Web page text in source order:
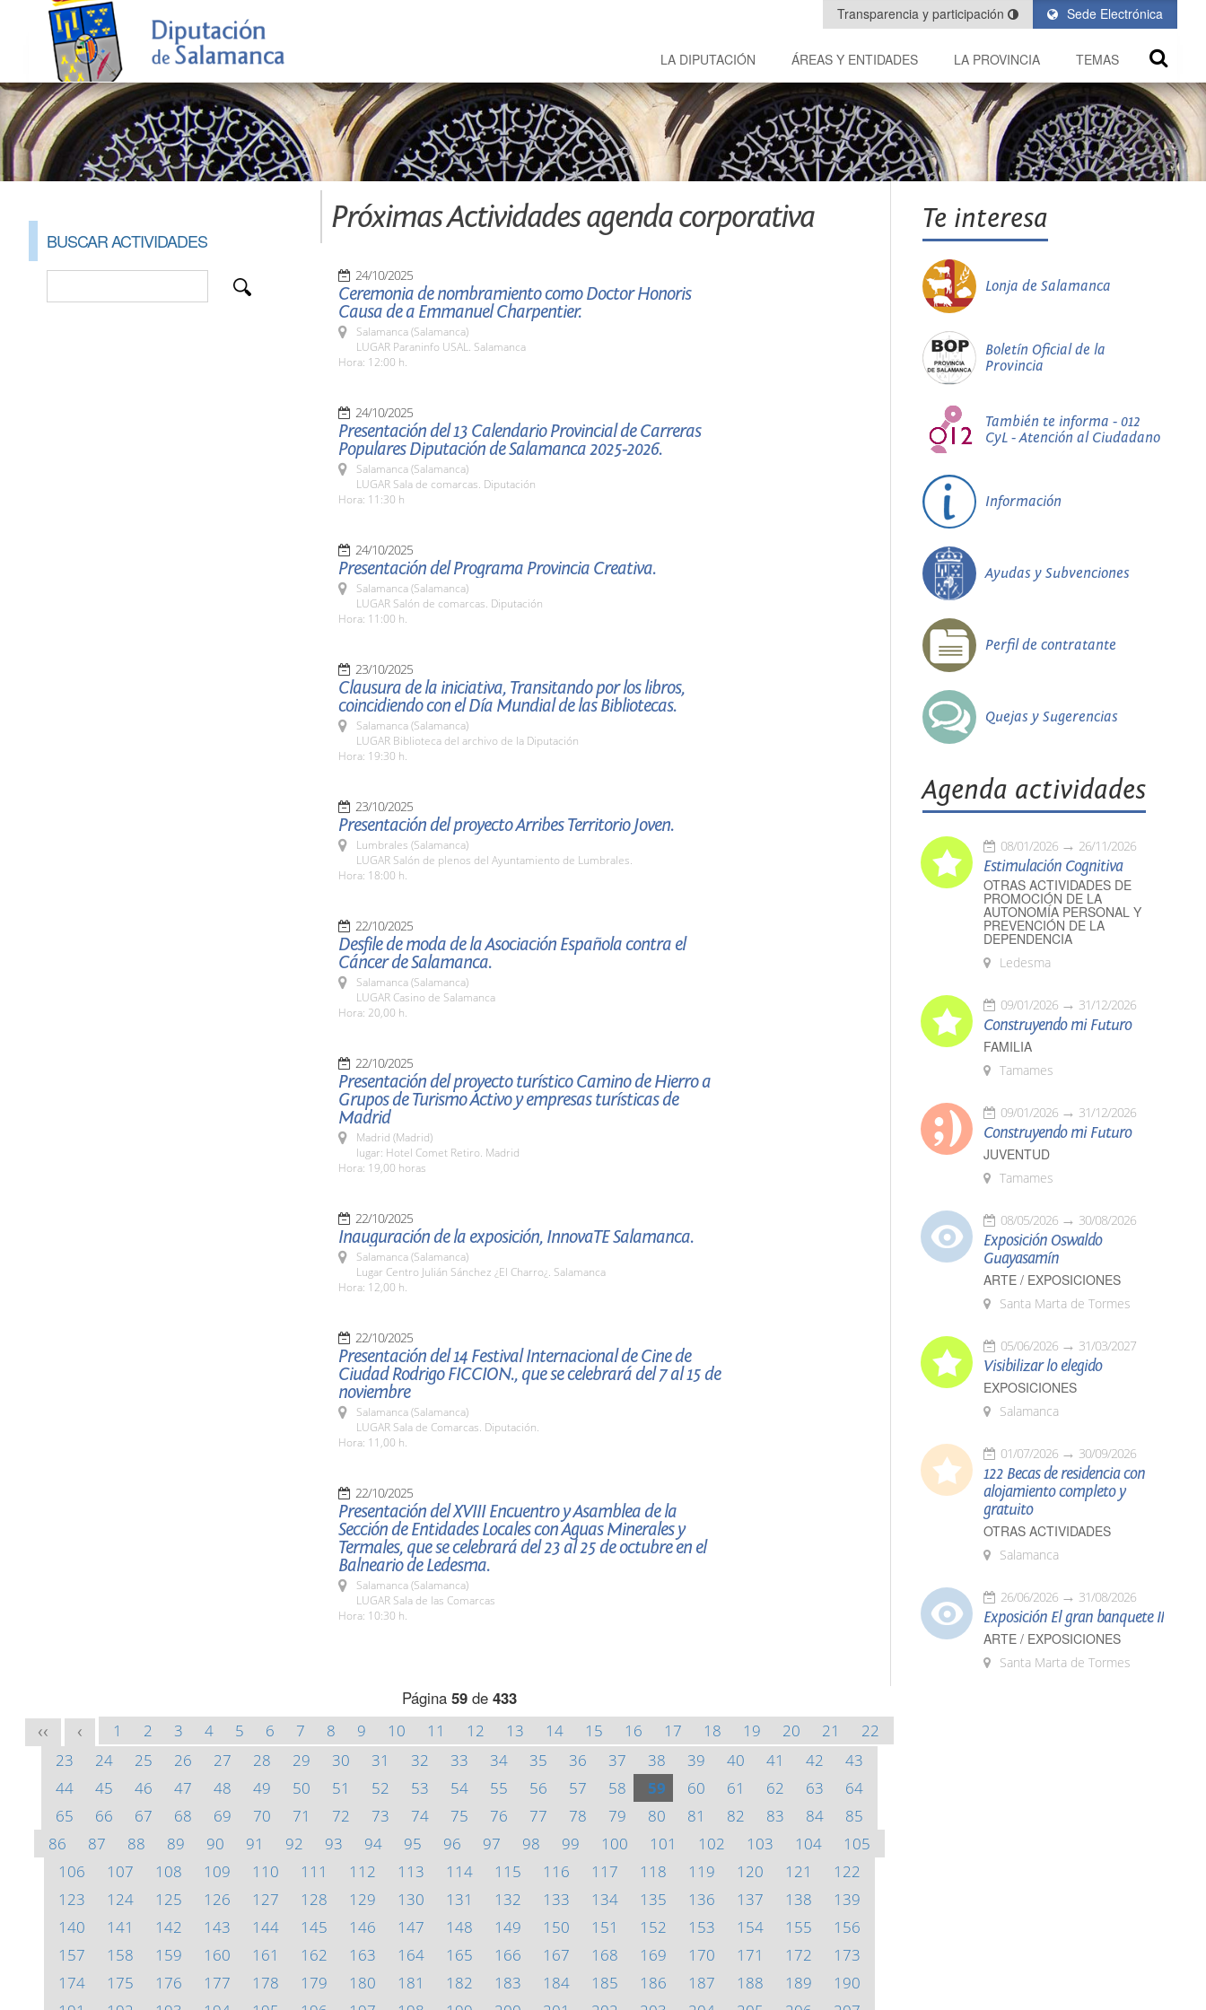
Sede Electrónica
Transparencia y participación
LA DIPUTACIÓN ÁREAS Y ENTIDADES LA PROVINCIA TEMAS
BUSCAR ACTIVIDADES
Próximas Actividades agenda corporativa
24/10/2025
Ceremonia de nombramiento como Doctor Honoris
Causa de a Emmanuel Charpentier.
Salamanca (Salamanca)
LUGAR Paraninfo USAL. Salamanca
Hora: 12:00 h.
24/10/2025
Presentación del 13 Calendario Provincial de Carreras
Populares Diputación de Salamanca 2025-2026.
Salamanca (Salamanca)
LUGAR Sala de comarcas. Diputación
Hora: 11:30 h
24/10/2025
Presentación del Programa Provincia Creativa.
Salamanca (Salamanca)
LUGAR Salón de comarcas. Diputación
Hora: 11:00 h.
23/10/2025
Clausura de la iniciativa, Transitando por los libros,
coincidiendo con el Día Mundial de las Bibliotecas.
Salamanca (Salamanca)
LUGAR Biblioteca del archivo de la Diputación
Hora: 19:30 h.
23/10/2025
Presentación del proyecto Arribes Territorio Joven.
Lumbrales (Salamanca)
LUGAR Salón de plenos del Ayuntamiento de Lumbrales.
Hora: 18:00 h.
22/10/2025
Desfile de moda de la Asociación Española contra el
Cáncer de Salamanca.
Salamanca (Salamanca)
LUGAR Casino de Salamanca
Hora: 20,00 h.
22/10/2025
Presentación del proyecto turístico Camino de Hierro a
Grupos de Turismo Activo y empresas turísticas de
Madrid
Madrid (Madrid)
lugar: Hotel Comet Retiro. Madrid
Hora: 19,00 horas
22/10/2025
Inauguración de la exposición, InnovaTE Salamanca.
Salamanca (Salamanca)
Lugar Centro Julián Sánchez ¿El Charro¿. Salamanca
Hora: 12,00 h.
22/10/2025
Presentación del 14 Festival Internacional de Cine de
Ciudad Rodrigo FICCION., que se celebrará del 7 al 15 de
noviembre
Salamanca (Salamanca)
LUGAR Sala de Comarcas. Diputación.
Hora: 11,00 h.
22/10/2025
Presentación del XVIII Encuentro y Asamblea de la
Sección de Entidades Locales con Aguas Minerales y
Termales, que se celebrará del 23 al 25 de octubre en el
Balneario de Ledesma.
Salamanca (Salamanca)
LUGAR Sala de las Comarcas
Hora: 10:30 h.
Página 59 de 433
<< < 1 2 3 4 5 6 7 8 9 10 11 12 13 14 15 16 17 18 19 20 21
22
23
24 25 26 27 28 29 30 31 32 33 34 35 36 37 38 39 40 41 42
43
44
45 46 47 48 49 50 51 52 53 54 55 56 57 58 59 60 61 62 63
64
65
66 67 68 69 70 71 72 73 74 75 76 77 78 79 80 81 82 83 84
85
86
87 88 89 90 91 92 93 94 95 96 97 98 99 100 101 102 103 104
105
106
107 108 109 110 111 112 113 114 115 116 117 118 119 120 121
122
123
124 125 126 127 128 129 130 131 132 133 134 135 136 137 138
139
140
141 142 143 144 145 146 147 148 149 150 151 152 153 154 155
156
157
158 159 160 161 162 163 164 165 166 167 168 169 170 171 172
173
174
175 176 177 178 179 180 181 182 183 184 185 186 187 188 189
190
Te interesa
Lonja de Salamanca
Boletín Oficial de la
Provincia
También te informa - 012
CyL - Atención al Ciudadano
Información
Ayudas y Subvenciones
Perfil de contratante
Quejas y Sugerencias
Agenda actividades
08/01/2026 26/11/2026
Estimulación Cognitiva
OTRAS ACTIVIDADES DE
PROMOCIÓN DE LA
AUTONOMÍA PERSONAL Y
PREVENCIÓN DE LA
DEPENDENCIA
Ledesma
09/01/2026 31/12/2026
Construyendo mi Futuro
FAMILIA
Tamames
09/01/2026 31/12/2026
Construyendo mi Futuro
JUVENTUD
Tamames
08/05/2026 30/08/2026
Exposición Oswaldo
Guayasamín
ARTE / EXPOSICIONES
Santa Marta de Tormes
05/06/2026 31/03/2027
Visibilizar lo elegido
EXPOSICIONES
Salamanca
01/07/2026 30/09/2026
122 Becas de residencia con
alojamiento completo y
gratuito
OTRAS ACTIVIDADES
Salamanca
26/06/2026 31/08/2026
Exposición El gran banquete II
ARTE / EXPOSICIONES
Santa Marta de Tormes